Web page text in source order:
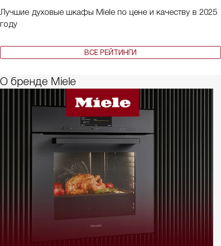
Лучшие духовые шкафы Miele по цене и качеству в 2025
году
ВСЕ РЕЙТИНГИ
О бренде Miele